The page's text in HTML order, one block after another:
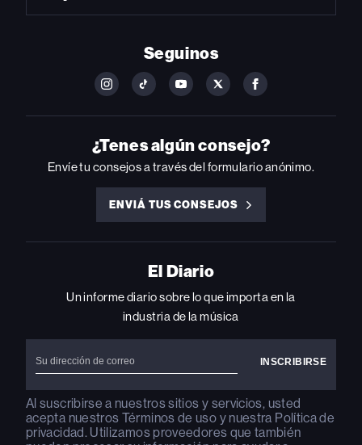
Seguinos
FOLLOW
ON
INSTAGRAM
FOLLOW
ON
YOUTUBE
FOLLOW
ON
YOUTUBE
FOLLOW
ON
FOLLOW
ON
FACEBOOK
¿Tenes algún consejo?
Envíe tu consejos a través del formulario anónimo.
ENVIÁ TUS CONSEJOS
ENVIÁ
CONSEJOS
El Diario
Un informe diario sobre lo que importa en la
industria de la música
Al suscribirse a nuestros sitios y servicios, usted
acepta nuestros Términos de uso y nuestra Política de
privacidad. Utilizamos proveedores que también